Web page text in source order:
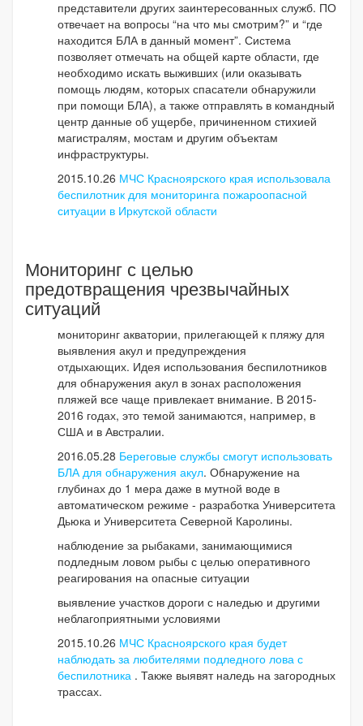
представители других заинтересованных служб. ПО
отвечает на вопросы “на что мы смотрим?” и “где
находится БЛА в данный момент”. Система
позволяет отмечать на общей карте области, где
необходимо искать выживших (или оказывать
помощь людям, которых спасатели обнаружили
при помощи БЛА), а также отправлять в командный
центр данные об ущербе, причиненном стихией
магистралям, мостам и другим объектам
инфраструктуры.
2015.10.26 МЧС Красноярского края использовала
беспилотник для мониторинга пожароопасной
ситуации в Иркутской области
Мониторинг с целью
предотвращения чрезвычайных
ситуаций
мониторинг акватории, прилегающей к пляжу для
выявления акул и предупреждения
отдыхающих. Идея использования беспилотников
для обнаружения акул в зонах расположения
пляжей все чаще привлекает внимание. В 2015-
2016 годах, это темой занимаются, например, в
США и в Австралии.
2016.05.28 Береговые службы смогут использовать
БЛА для обнаружения акул. Обнаружение на
глубинах до 1 мера даже в мутной воде в
автоматическом режиме - разработка Университета
Дьюка и Университета Северной Каролины.
наблюдение за рыбаками, занимающимися
подледным ловом рыбы с целью оперативного
реагирования на опасные ситуации
выявление участков дороги с наледью и другими
неблагоприятными условиями
2015.10.26 МЧС Красноярского края будет
наблюдать за любителями подледного лова с
беспилотника . Также выявят наледь на загородных
трассах.